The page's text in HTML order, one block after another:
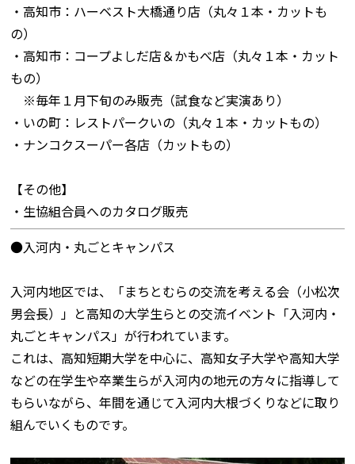
・高知市：ハーベスト大橋通り店（丸々１本・カットも
の）
・高知市：コープよしだ店＆かもべ店（丸々１本・カット
もの）
※毎年１月下旬のみ販売（試食など実演あり）
・いの町：レストパークいの（丸々１本・カットもの）
・ナンコクスーパー各店（カットもの）
【その他】
・生協組合員へのカタログ販売
●入河内・丸ごとキャンパス
入河内地区では、「まちとむらの交流を考える会（小松次
男会長）」と高知の大学生らとの交流イベント「入河内・
丸ごとキャンパス」が行われています。
これは、高知短期大学を中心に、高知女子大学や高知大学
などの在学生や卒業生らが入河内の地元の方々に指導して
もらいながら、年間を通じて入河内大根づくりなどに取り
組んでいくものです。